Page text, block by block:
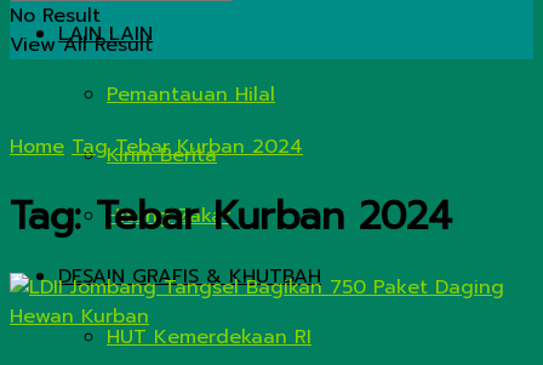
LAIN LAIN
Pemantauan Hilal
Kirim Berita
Hitung Zakat
DESAIN GRAFIS & KHUTBAH
HUT Kemerdekaan RI
No Result
View All Result
Home Tag Tebar Kurban 2024
Tag:Tebar Kurban 2024